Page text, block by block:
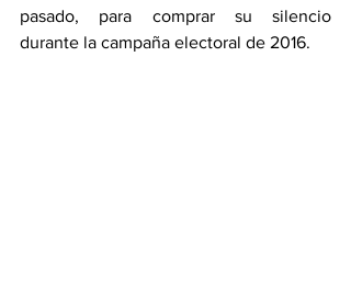
pasado, para comprar su silencio
durante la campaña electoral de 2016.